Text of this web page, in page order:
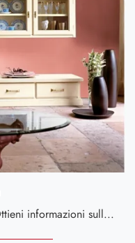
Vuoi rinnovare la zona giorno? Ottieni informazioni sulle librerie classiche sospese e arreda i tuoi spazi con il modello Imelda.